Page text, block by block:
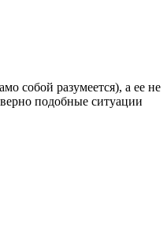
собой разумеется), а ее не
подобные ситуации